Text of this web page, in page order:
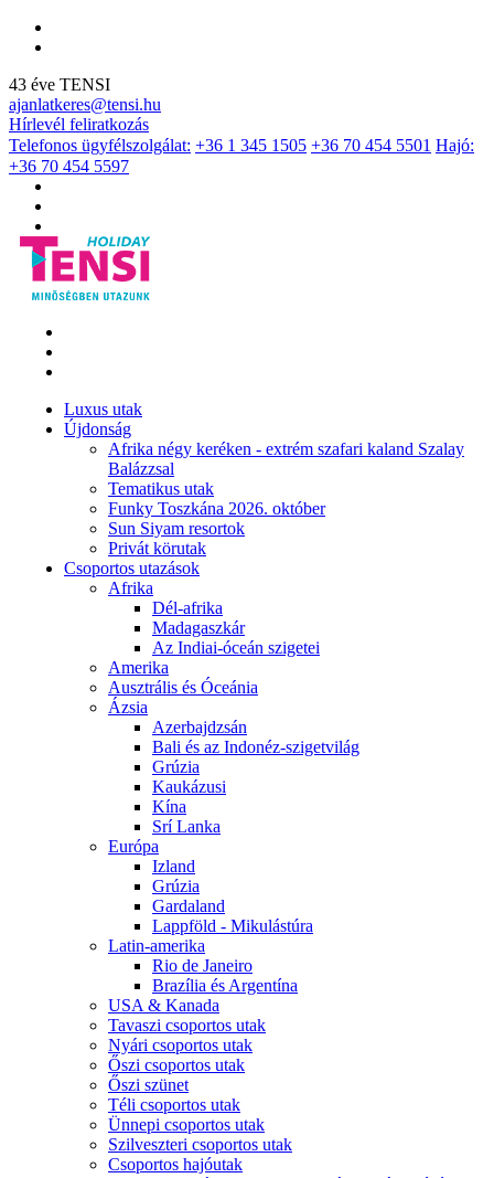
43 éve TENSI
ajanlatkeres@tensi.hu
Hírlevél feliratkozás
Telefonos ügyfélszolgálat: +36 1 345 1505 +36 70 454 5501 Hajó:
+36 70 454 5597
Luxus utak
Újdonság
Afrika négy keréken - extrém szafari kaland Szalay
Balázzsal
Tematikus utak
Funky Toszkána 2026. október
Sun Siyam resortok
Privát körutak
Csoportos utazások
Afrika
Dél-afrika
Madagaszkár
Az Indiai-óceán szigetei
Amerika
Ausztrális és Óceánia
Ázsia
Azerbajdzsán
Bali és az Indonéz-szigetvilág
Grúzia
Kaukázusi
Kína
Srí Lanka
Európa
Izland
Grúzia
Gardaland
Lappföld - Mikulástúra
Latin-amerika
Rio de Janeiro
Brazília és Argentína
USA & Kanada
Tavaszi csoportos utak
Nyári csoportos utak
Őszi csoportos utak
Őszi szünet
Téli csoportos utak
Ünnepi csoportos utak
Szilveszteri csoportos utak
Csoportos hajóutak